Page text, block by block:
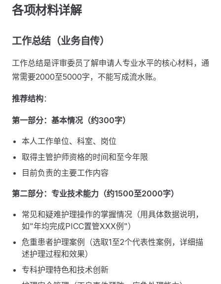
各项材料详解
工作总结（业务自传）
工作总结是评审委员了解申请人专业水平的核心材料，通
常需要2000至5000字，不能写成流水账。
推荐结构：
第一部分：基本情况（约300字）
本人工作单位、科室、岗位
取得主管护师资格的时间和至今年限
目前负责的主要工作内容
第二部分：专业技术能力（约1500至2000字）
常见和疑难护理操作的掌握情况（用具体数据说明，
如"年均完成PICC置管XXX例"）
危重患者护理案例（选取1至2个代表性案例，详细描
述护理过程和效果）
专科护理特色和技术创新